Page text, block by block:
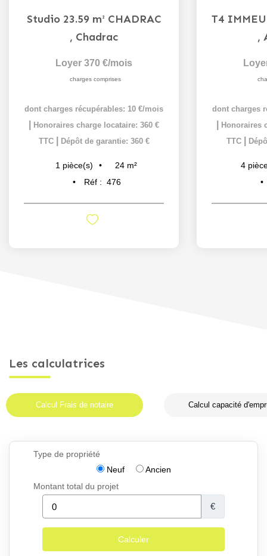
Studio 23.59 m² CHADRAC
, Chadrac
Loyer 370 €/mois
charges comprises
dont charges récupérables: 10 €/mois
Honoraires charge locataire: 360 €
TTC
Dépôt de garantie: 360 €
1 pièce(s) 24 m²
Réf : 476
,
dont charges
Honoraires
TTC
4
Les calculatrices
Calcul Frais de notaire Calcul capacité